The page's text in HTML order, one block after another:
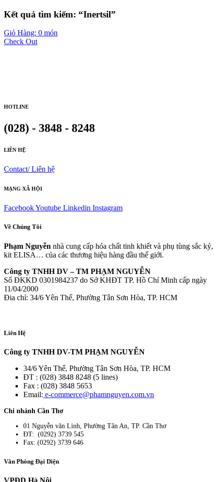
Kết quả tìm kiếm: “Inertsil”
Giỏ Hàng: 0 món
Check Out
HOTLINE
(028) - 3848 - 8248
LIÊN HỆ
Contact/ Liên hệ
MẠNG XÃ HỘI
FacebookYoutube Linkedin Instagram
Về Chúng Tôi
Phạm Nguyễn nhà cung cấp hóa chất tinh khiết và phụ tùng sắc ký,
kit ELISA… của các thương hiệu hàng đầu thế giới.
Công ty TNHH DV – TM PHẠM NGUYỄN
Số ĐKKD 0301984237 do Sở KHĐT TP. Hồ Chí Minh cấp ngày
11/04/2000
Đia chỉ: 34/6 Yên Thế, Phường Tân Sơn Hòa, TP. HCM
Liên Hệ
Công ty TNHH DV-TM PHẠM NGUYỄN
34/6 Yên Thế, Phường Tân Sơn Hòa, TP. HCM
ĐT : (028) 3848 8248 (5 lines)
Fax : (028) 3848 5653
Email: e-commerce@phamnguyen.com.vn
Chi nhánh Cần Thơ
01 Nguyễn văn Linh, Phường Tân An, TP. Cần Thơ
ĐT: (0292) 3739 545
Fax: (0292) 3739 646
Văn Phòng Đại Diện
VPĐD Hà Nội